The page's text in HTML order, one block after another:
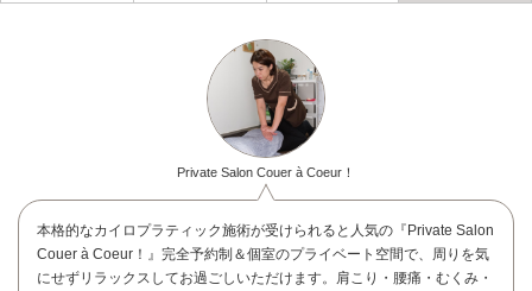
Private Salon Couer à Coeur！
本格的なカイロプラティック施術が受けられると人気の『Private Salon
Couer à Coeur！』完全予約制＆個室のプライベート空間で、周りを気
にせずリラックスしてお過ごしいただけます。肩こり・腰痛・むくみ・